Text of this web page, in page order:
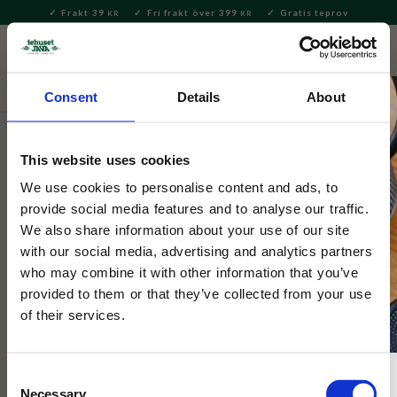
Consent Details About
This website uses cookies
We use cookies to personalise content and ads, to
provide social media features and to analyse our traffic.
We also share information about your use of our site
with our social media, advertising and analytics partners
who may combine it with other information that you’ve
provided to them or that they’ve collected from your use
of their services.
Necessary
Meny
Frakt 39 KR Fri frakt över 399 KR Gratis teprov
Kaffe Mellanrost
Stig Lindberg
Fika i Bersån EKO Bryggkaffe
250g
Ekologiskt mellanmörkt kaffe, perfekt till fika. Njut av en kopp
och dröm dig bort till en fikastund i Bersån!